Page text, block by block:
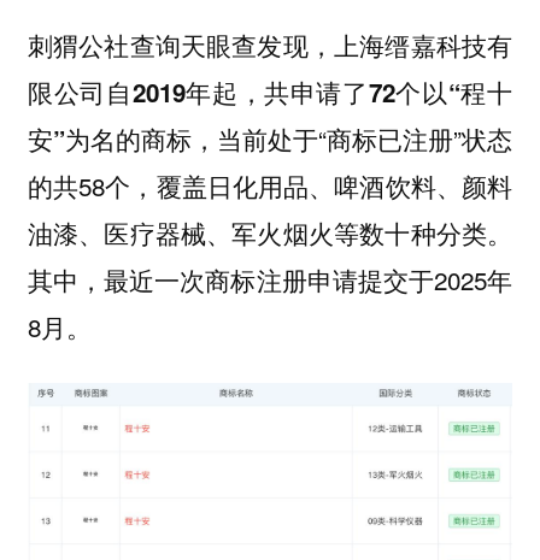
刺猬公社查询天眼查发现，上海缙嘉科技有
限公司自2019年起，共申请了72个以“程十
安”为名的商标， 当前处于“商标已注册”状态
的共58个，覆盖日化用品、啤酒饮料、颜料
油漆、医疗器械、军火烟火等数十种分类。
其中，最近一次商标注册申请提交于2025年
8月。